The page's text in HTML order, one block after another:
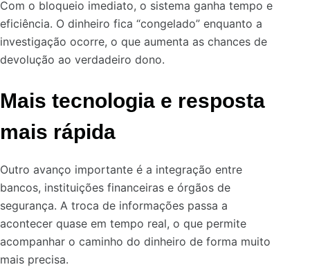
Com o bloqueio imediato, o sistema ganha tempo e
eficiência. O dinheiro fica “congelado” enquanto a
investigação ocorre, o que aumenta as chances de
devolução ao verdadeiro dono.
Mais tecnologia e resposta
mais rápida
Outro avanço importante é a integração entre
bancos, instituições financeiras e órgãos de
segurança. A troca de informações passa a
acontecer quase em tempo real, o que permite
acompanhar o caminho do dinheiro de forma muito
mais precisa.